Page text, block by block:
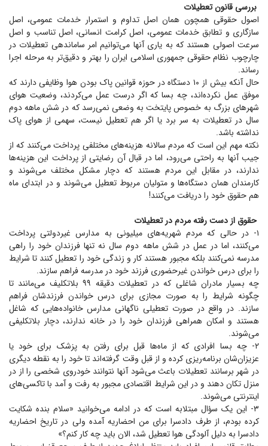
بررسی قانون تعطیلات
اصول حقوقی همچون همان اصل تداوم و استمرار خدمات عمومی، اصل
سازگاری و تطابق خدمات عمومی، اصل کرامت انسانی، اصل تناسب و اصل
سرعت اصولی هستند که به یاری آنها می‌توانیم امر ساماندهی تعطیلات در
چارچوب نظام حقوقی جمهوری اسلامی ایران را بهتر و دقیق‌تر به مرحله اجرا
رساند.
حال آنکه بیش از ۱۰ دستگاه در حوزه قوانین پاک بودن هوا وظایفی دارند که
موفق عمل نکرده‌اند، چه بسا که اگر درست عمل می‌کردند، وضعیت هوای
شهر‌های بزرگ به خصوص پایتخت به وضعی نمی‌رسد که در شش ماهه دوم
سال در تعطیلات به سر برد یا اگر هم تعطیل نیست، سهمی از هوای پاک
نداشته باشد.
نکته مهم این است که مردم سالانه هزینه‌های مختلفی پرداخت می‌کنند که از
جیب آنها به راحتی می‌رود، اما در قبال آن رضایتی از پرداخت این هزینه‌ها
ندارند، در مقابل این مردم هستند که دچار مشکل مختلف می‌شوند و
کارمندان همان دستگاه‌ها و متولیان مربوط تعطیل می‌شوند و در ابتدای ماه
هم حقوق خود را دریافت می‌کنند!
حقوق از دست رفته مردم در تعطیلات
۱- در حالی که مردم شهریه‌های میلیونی به مدارس غیردولتی پرداخت
می‌کنند، اما در عمل در شش ماهه دوم سال نه تنها فرزندان خود را راهی
مدرسه نمی‌کنند بلکه مجبور هستند کار و زندگی خود را تعطیل کنند تا شرایط
را برای درس خواندن غیرحضوری فرزند خود در مدرسه فراهم سازند.
چه بسیار مادران شاغلی که در تعطیلات دقیقه ۹۹ بلاتکلیف می‌مانند تا
چگونه شرایط را به صورت مجازی برای درس خواندن فرزندشان فراهم
سازند. در واقع در صورت تعطیلی ناگهانی مدارس خانواده‌هایی که شاغل
هستند و امکان همراهی فرزندان خود را در خانه ندارند، دچار بلاتکلیفی
می‌شوند.
۲- چه بسا افرادی که از ماه‌ها قبل برای رفتن به پزشک برای خود یا
عزیزان‌شان برنامه‌ریزی کرده و از قبل وقت گرفته‌اند تا خود را به نقطه دیگری
در شهر برسانند تعطیلات باعث می‌شود آنها نتوانند خودروی شخصی را از در
منزل تکان دهند و در این شرایط اقتصادی مجبور به رفت و آمد با تاکسی‌های
اینترنتی می‌شوند.
۳- این یک سؤال مبتلا‌به است که در ادامه می‌خوانید «سلام بنده شکایت
کرده بودم، از طرف دادسرا برای من احضاریه آمده ولی در تاریخ احضاریه
دادسرا به دلیل آلودگی هوا تعطیل شد، الان باید چه کار کنم؟»